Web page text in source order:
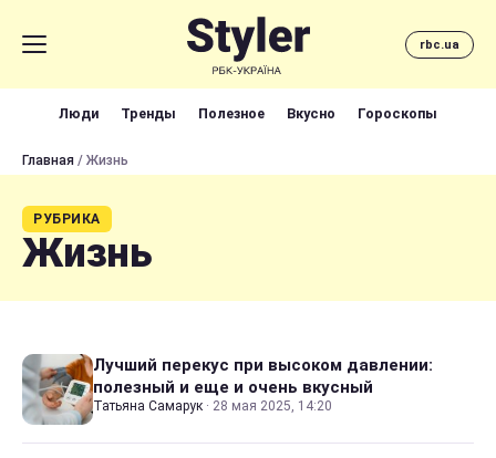
rbc.ua
Люди Тренды Полезное Вкусно Гороскопы
Главная / Жизнь
РУБРИКА
Жизнь
Лучший перекус при высоком давлении:
полезный и еще и очень вкусный
Татьяна Самарук · 28 мая 2025, 14:20